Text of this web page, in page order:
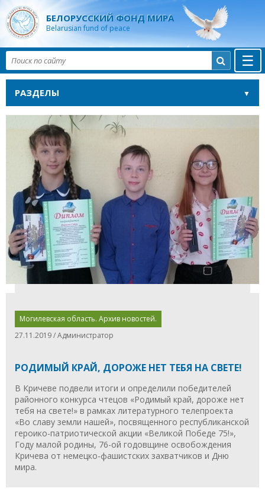
БЕЛОРУССКИЙ ФОНД МИРА
Belarusian fund of peace
☰

РАЗДЕЛЫ
Могилевская область. Архив новостей.
27.11.2019 / Администратор
РОДИМЫЙ КРАЙ, ДОРОЖЕ НЕТ ТЕБЯ НА СВЕТЕ!
В Кричеве подвели итоги и определили победителей
районного конкурса чтецов «Родимый край, дороже нет
тебя на свете!» в рамках литературного телепроекта
«Во славу земли нашей», посвященного республиканской
героико-патриотической акции «Великой Победе 75!»,
Году малой родины, 76-ой годовщине освобождения
Кричева от немецко-фашистских захватчиков и Дню
мира.